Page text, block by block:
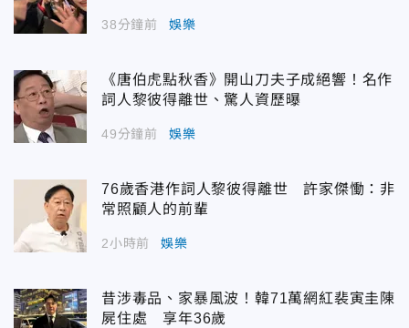
38分鐘前 娛樂
《唐伯虎點秋香》開山刀夫子成絕響！名作
詞人黎彼得離世、驚人資歷曝
49分鐘前 娛樂
76歲香港作詞人黎彼得離世 許家傑慟：非
常照顧人的前輩
2小時前 娛樂
昔涉毒品、家暴風波！韓71萬網紅裴寅圭陳
屍住處 享年36歲